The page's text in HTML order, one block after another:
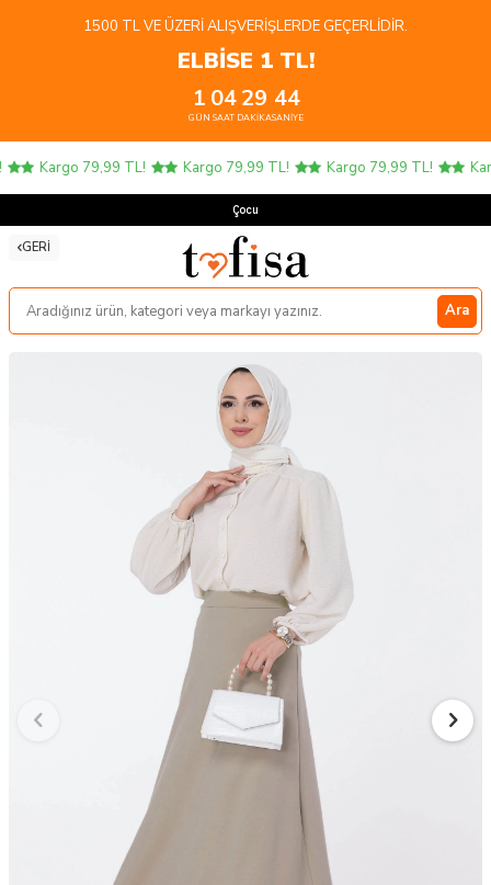
1500 TL VE ÜZERI ALIŞVERIŞLERDE GEÇERLIDIR.
ELBİSE 1 TL!
1
GÜN
04
SAAT
29
DAKIKA
43
SANIYE
Kargo 79,99 TL! Kargo 79,99 TL! Kargo 79,99 TL!
Çocuk
GERI
Ara